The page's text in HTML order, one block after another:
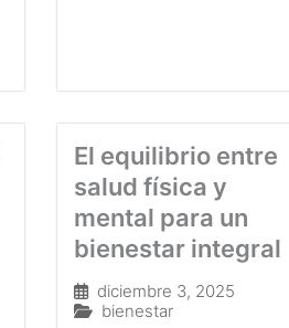
El equilibrio entre
salud física y
mental para un
bienestar integral
diciembre 3, 2025
bienestar